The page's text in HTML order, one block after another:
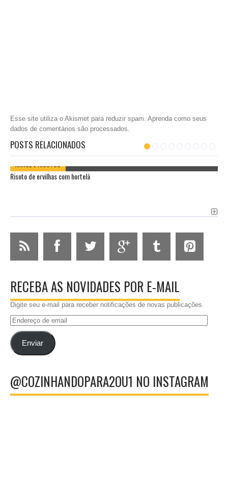
Esse site utiliza o Akismet para reduzir spam. Aprenda como seus
dados de comentários são processados.
POSTS RELACIONADOS
ARROZ E RISOTOS
Risoto de ervilhas com hortelã
RECEBA AS NOVIDADES POR E-MAIL
Digite seu e-mail para receber notificações de novas publicações.
Endereço
emailEnviar
@COZINHANDOPARA2OU1 NO INSTAGRAM